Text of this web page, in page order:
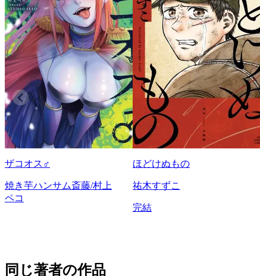
ザコオス♂
焼き芋ハンサム斎藤/村上
ペコ
ほどけぬもの
祐木すずこ
完結
同じ著者の作品